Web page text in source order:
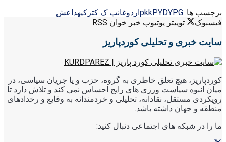
برچسب ها:
pkkPYDYPG اردوغانپ ک کترکیهداعش
فیسبوک
توییتر یوتیوب خبر خوان RSS
سایت خبری و تحلیلی کوردپاریز
کوردپاریز، هیچ تعلق خاطری به گروه، حزب و یا جریان سیاسی، در
میان انبوه سیاست ورزی های رایج احساس نمی کند و تلاش دارد تا
رویکردی مستقل، نقادانه، تحلیلی و خردمندانه به وقایع و رخدادهای
منطقه و جهان داشته باشد.
ما را در شبکه های اجتماعی دنبال کنید: